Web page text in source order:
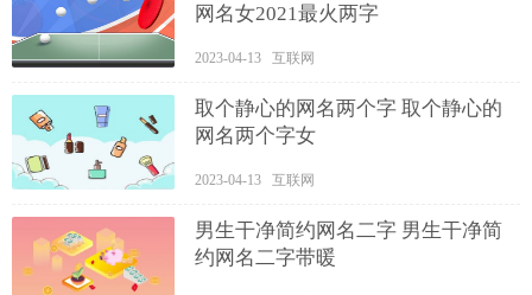
网名女2021最火两字
2023-04-13 互联网
取个静心的网名两个字 取个静心的
网名两个字女
2023-04-13 互联网
男生干净简约网名二字 男生干净简
约网名二字带暖